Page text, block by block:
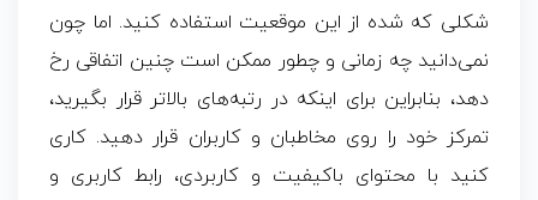
شکلی که شده از این موقعیت استفاده کنید. اما چون
نمی‌دانید چه زمانی و چطور ممکن است چنین اتفاقی رخ
دهد، بنابراین برای اینکه در رتبه‌های بالاتر قرار بگیرید،
تمرکز خود را روی مخاطبان و کاربران قرار دهید. کاری
کنید با محتوای باکیفیت و کاربردی، رابط کاربری و